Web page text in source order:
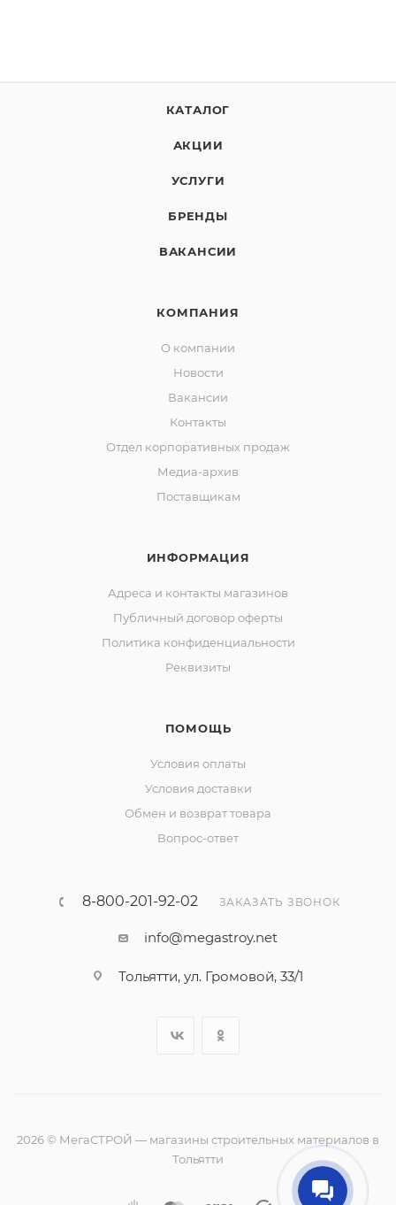
КАТАЛОГ
АКЦИИ
УСЛУГИ
БРЕНДЫ
ВАКАНСИИ
КОМПАНИЯ
О компании
Новости
Вакансии
Контакты
Отдел корпоративных продаж
Медиа-архив
Поставщикам
ИНФОРМАЦИЯ
Адреса и контакты магазинов
Публичный договор оферты
Политика конфиденциальности
Реквизиты
ПОМОЩЬ
Условия оплаты
Условия доставки
Обмен и возврат товара
Вопрос-ответ
8-800-201-92-02 ЗАКАЗАТЬ ЗВОНОК
info@megastroy.net
Тольятти, ул. Громовой, 33/1
2026 © МегаСТРОЙ — магазины строительных материалов в
Тольятти